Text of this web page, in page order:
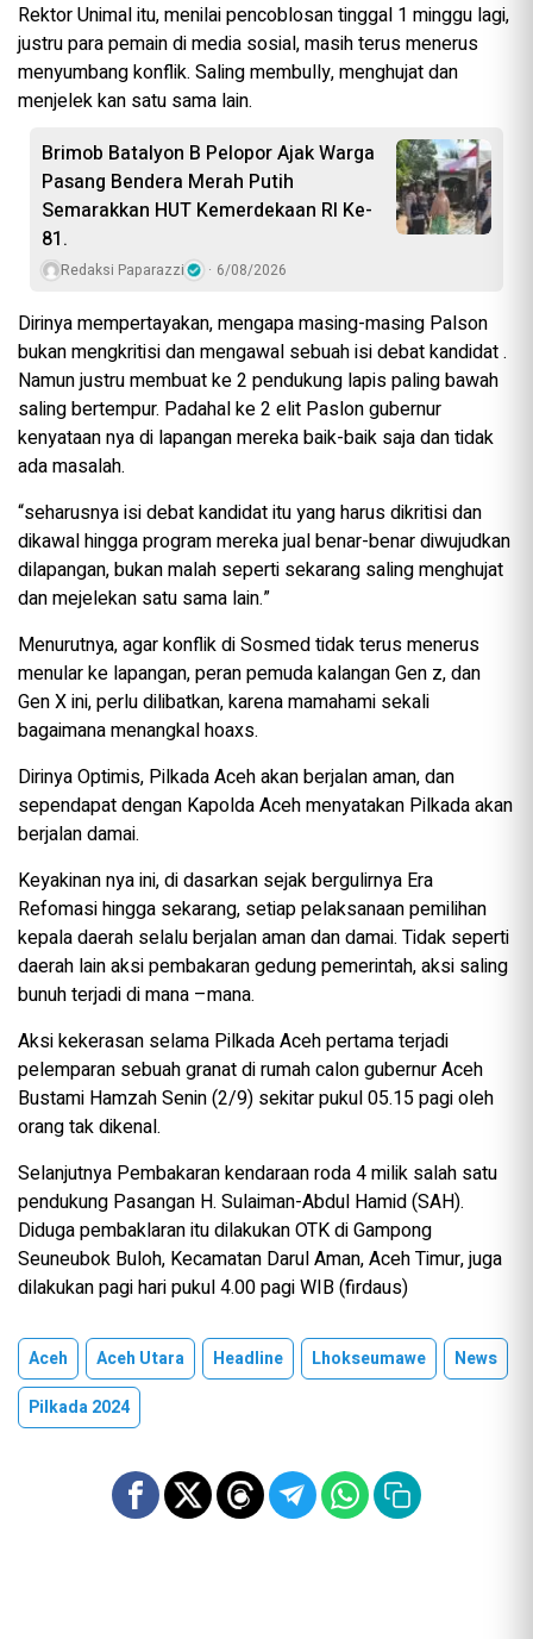
Rektor Unimal itu, menilai pencoblosan tinggal 1 minggu lagi,
justru para pemain di media sosial, masih terus menerus
menyumbang konflik. Saling membully, menghujat dan
menjelek kan satu sama lain.
Brimob Batalyon B Pelopor Ajak Warga
Pasang Bendera Merah Putih
Semarakkan HUT Kemerdekaan RI Ke-
81.
Redaksi Paparazzi 6/08/2026
Dirinya mempertayakan, mengapa masing-masing Palson
bukan mengkritisi dan mengawal sebuah isi debat kandidat .
Namun justru membuat ke 2 pendukung lapis paling bawah
saling bertempur. Padahal ke 2 elit Paslon gubernur
kenyataan nya di lapangan mereka baik-baik saja dan tidak
ada masalah.
“seharusnya isi debat kandidat itu yang harus dikritisi dan
dikawal hingga program mereka jual benar-benar diwujudkan
dilapangan, bukan malah seperti sekarang saling menghujat
dan mejelekan satu sama lain.”
Menurutnya, agar konflik di Sosmed tidak terus menerus
menular ke lapangan, peran pemuda kalangan Gen z, dan
Gen X ini, perlu dilibatkan, karena mamahami sekali
bagaimana menangkal hoaxs.
Dirinya Optimis, Pilkada Aceh akan berjalan aman, dan
sependapat dengan Kapolda Aceh menyatakan Pilkada akan
berjalan damai.
Keyakinan nya ini, di dasarkan sejak bergulirnya Era
Refomasi hingga sekarang, setiap pelaksanaan pemilihan
kepala daerah selalu berjalan aman dan damai. Tidak seperti
daerah lain aksi pembakaran gedung pemerintah, aksi saling
bunuh terjadi di mana –mana.
Aksi kekerasan selama Pilkada Aceh pertama terjadi
pelemparan sebuah granat di rumah calon gubernur Aceh
Bustami Hamzah Senin (2/9) sekitar pukul 05.15 pagi oleh
orang tak dikenal.
Selanjutnya Pembakaran kendaraan roda 4 milik salah satu
pendukung Pasangan H. Sulaiman-Abdul Hamid (SAH).
Diduga pembaklaran itu dilakukan OTK di Gampong
Seuneubok Buloh, Kecamatan Darul Aman, Aceh Timur, juga
dilakukan pagi hari pukul 4.00 pagi WIB (firdaus)
Aceh Aceh Utara Headline Lhokseumawe
News
Pilkada 2024